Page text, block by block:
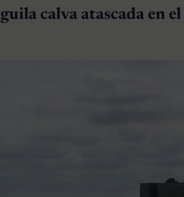
calva atascada en el